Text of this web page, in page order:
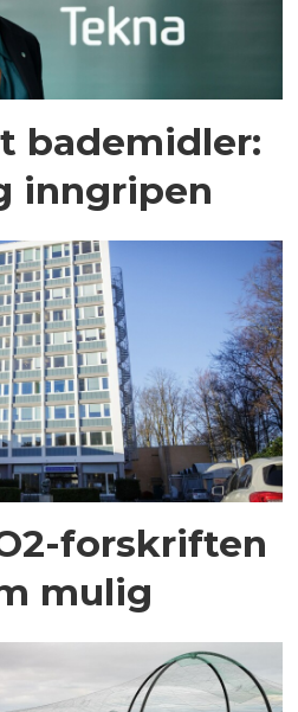
bademidler:
inngripen
forskriften
mulig